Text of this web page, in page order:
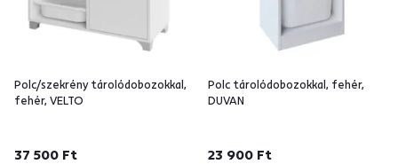
Polc/szekrény tárolódobozokkal,
fehér, VELTO
37 500 Ft
Polc tárolódobozokkal, fehér,
DUVAN
23 900 Ft